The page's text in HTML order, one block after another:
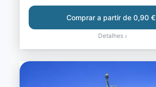
Comprar a partir de 0,90 €
Detalhes ›